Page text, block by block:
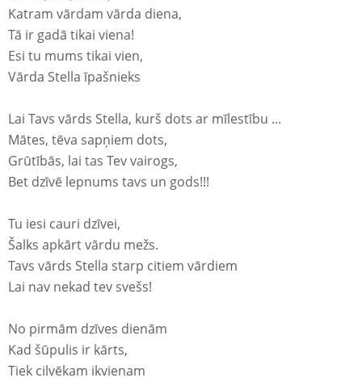
Katram vārdam vārda diena,
Tā ir gadā tikai viena!
Esi tu mums tikai vien,
Vārda Stella īpašnieks
Lai Tavs vārds Stella, kurš dots ar mīlestību ...
Mātes, tēva sapņiem dots,
Grūtībās, lai tas Tev vairogs,
Bet dzīvē lepnums tavs un gods!!!
Tu iesi cauri dzīvei,
Šalks apkārt vārdu mežs.
Tavs vārds Stella starp citiem vārdiem
Lai nav nekad tev svešs!
No pirmām dzīves dienām
Kad šūpulis ir kārts,
Tiek cilvēkam ikvienam